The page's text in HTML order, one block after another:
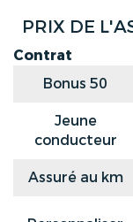
PRIX DE
Contrat
Bonus 50
Jeune
conducteur
Assuré au km